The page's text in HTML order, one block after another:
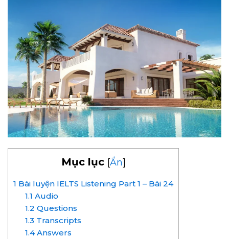
Mục lục [Ẩn]
1 Bài luyện IELTS Listening Part 1 – Bài 24
1.1 Audio
1.2 Questions
1.3 Transcripts
1.4Answers